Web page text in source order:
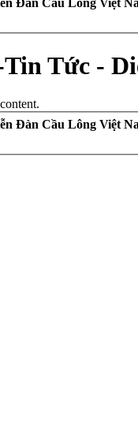
Đàn Cầu Lông Việt
Tức -
Đàn Cầu Lông Việt